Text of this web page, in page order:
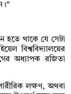
থাকে যে সেটা
বিশ্ববিদ্যালয়ের
অধ্যাপক রজিতা
লক্ষণ, অথবা